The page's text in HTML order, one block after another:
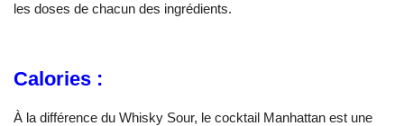
les doses de chacun des ingrédients.
Calories :
À la différence du Whisky Sour, le cocktail Manhattan est une